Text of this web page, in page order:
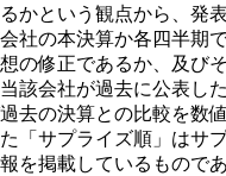
かという観点から、発
社の本決算か各四半期
の修正であるか、及び
該会社が過去に公表し
去の決算との比較を数
「サプライズ順」はサ
を掲載しているもので